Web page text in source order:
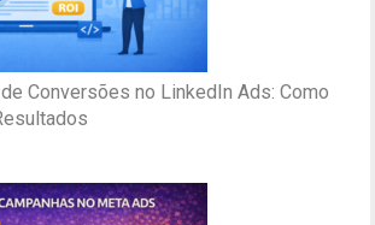
Conversões no LinkedIn Ads: Como